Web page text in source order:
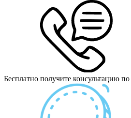
Бесплатно получите консультацию